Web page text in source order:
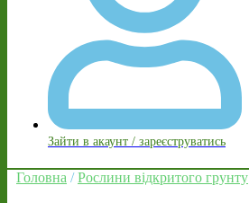
Зайти в акаунт / зареєструватись
Головна /Рослини відкритого грунту